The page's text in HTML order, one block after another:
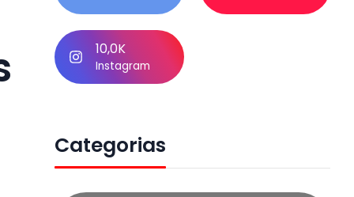
10,0K
Instagram
Categorias